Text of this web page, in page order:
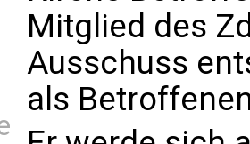
Mitglied des
Ausschuss
als